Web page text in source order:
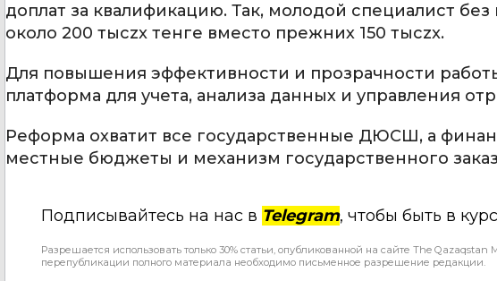
доплат за квалификацию. Так, молодой специалист
около 200 тысzx тенге вместо прежних 150 тысzx.
Для повышения эффективности и прозрачности
платформа для учета, анализа данных и управления
Реформа охватит все государственные ДЮСШ, а
местные бюджеты и механизм государственного
Подписывайтесь на нас в Telegram, чтобы быть в
Разрешается использовать только 30% статьи, опубликованной на сайте The
перепубликации полного материала необходимо письменное разрешение редакции.